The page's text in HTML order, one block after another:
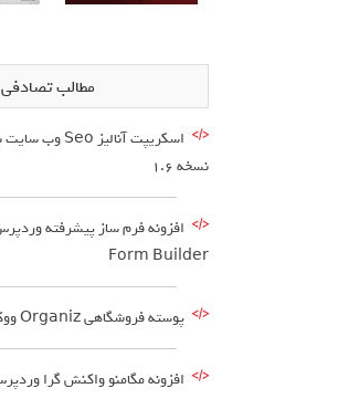
مطالب تصادفی
نسخه 1.6
Form Builder
پوسته فروشگاهی Organiz ووکامرس